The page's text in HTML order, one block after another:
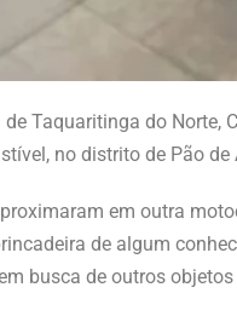
Taquaritinga do
no distrito de Pão de
em outra
de algum
busca de outros